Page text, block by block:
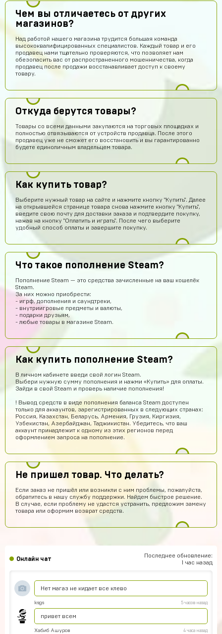
Чем вы отличаетесь от других
магазинов?
Над работой нашего магазина трудится большая команда
высококвалифицированных специалистов. Каждый товар и его
продавец нами тщательно проверяются, что позволяет нам
обезопасить вас от распространенного мошенничества, когда
продавец после продажи восстанавливает доступ к своему
товару.
Откуда берутся товары?
Товары со всеми данными закупаются на торговых площадках и
полностью отвязываются от устройств продавца. После этого
продавец уже не сможет его восстановить и вы гарантированно
будете единоличным владельцем товара.
Как купить товар?
Выберите нужный товар на сайте и нажмите кнопку "Купить". Далее
на открывшейся странице товара снова нажмите кнопку "Купить",
введите свою почту для доставки заказа и подтвердите покупку,
нажав на кнопку "Оплатить и играть". После чего выберите
удобный способ оплаты и завершите покупку.
Что такое пополнение Steam?
Пополнение Steam — это средства зачисленные на ваш кошелёк
Steam.
За них можно приобрести:
- игрф, дополнения и саундтреки,
- внутриигровые предметы и валюты,
- подарки друзьям,
- любые товары в магазине Steam.
Как купить пополнение Steam?
В личном кабинете введи свой логин Steam.
Выбери нужную сумму пополнения и нажми «Купить» для оплаты.
Зайди в свой Steam и проверь наличие пополнения!
! Вывод средств в виде пополнения баланса Steam доступен
только для аккаунтов, зарегистрированных в следующих странах:
Россия, Казахстан, Беларусь, Армения, Грузия, Киргизия,
Узбекистан, Азербайджан, Таджикистан. Убедитесь, что ваш
аккаунт принадлежит к одному из этих регионов перед
оформлением запроса на пополнение.
Не пришел товар. Что делать?
Если заказ не пришёл или возникли с ним проблемы, пожалуйста,
обратитесь в нашу службу поддержки. Найдем быстрое решение.
В случае, если проблему не удастся устранить, предложим замену
товара или оформим возврат средств.
Онлайн чат
Последнее обновление:
1 час назад
Лёша Бикметов
TOP
Альбина Хамадишина
уже заплатил подскажите что делать?
представленным на сайте. Вам обязательно
помогут получить заказ.
ЕК Топ сайт!
Илья Чупраков 10 часов назад
Подскажите как решить проблему с оплатой через
телефон, вечная загрузка
Классный сайт и товары!
Даниил Смирнов
Там с верху есть твой акк в левом верхнем углу и
там у тебя 0 рублей на них нажимай и всё
Нет магаз не кидает все клево
ksgs 5 часов назад
привет всем
Хабиб Ашуров 4 часа назад